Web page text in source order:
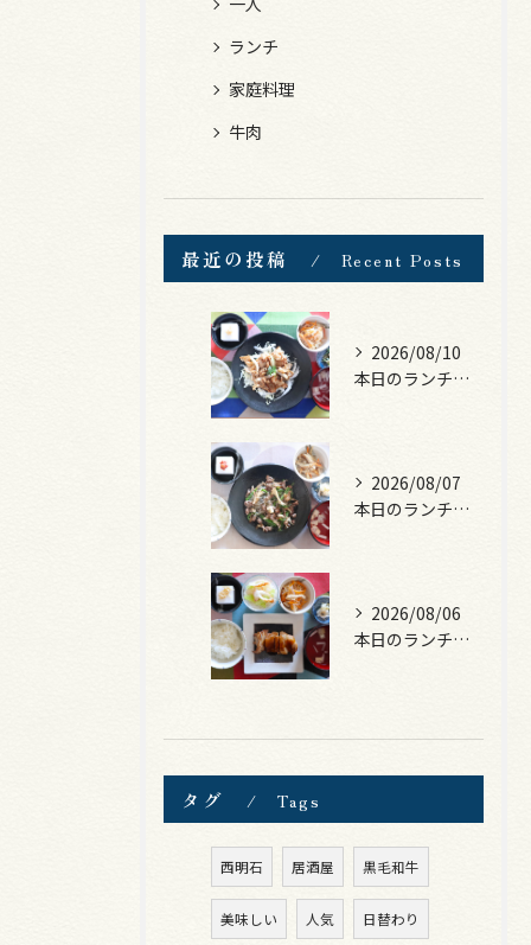
ランチ
家庭料理
牛肉
最近の投稿 Recent Posts
2026/08/10
本日のランチは、豚の生姜焼き！
2026/08/07
本日のランチは、黒毛和牛のチャプチェ！
2026/08/06
本日のランチは、照焼きチキン！
タグ Tags
西明石 居酒屋 黒毛和牛
美味しい 人気 日替わり